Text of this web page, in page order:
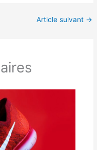
Article suivant →